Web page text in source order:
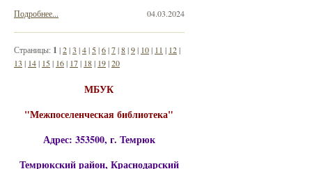
04.03.2024
Подробнее...
Страницы: 1 |2|3 |4| 5|6|7|8|9| 10| 11 | 12|
13 | 14| 15| 16| 17| 18| 19|20
МБУК
"Межпоселенческая библиотека"
Адрес: 353500, г. Темрюк
Темрюкский район, Краснодарский